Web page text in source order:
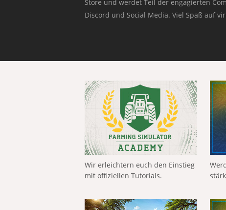
Store und werdet Teil der engagierten
Discord und Social Media. Viel Spaß auf
Wir erleichtern euch den Einstieg
mit offiziellen Tutorials.